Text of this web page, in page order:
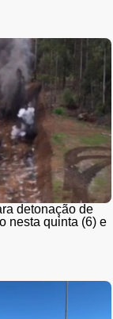
detonação de
nesta quinta (6) e